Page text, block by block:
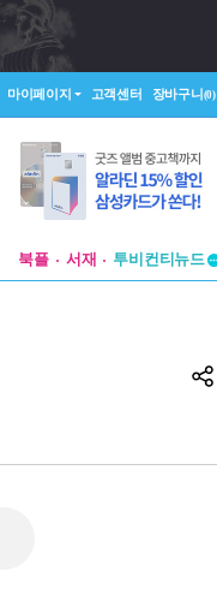
마이페이지 고객센터 장바구니(0)
북플 서재
투비컨티뉴드